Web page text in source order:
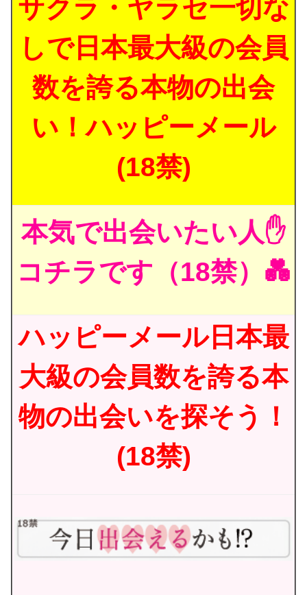
サクラ・ヤラセ一切な
しで日本最大級の会員
数を誇る本物の出会
い！ハッピーメール
(18禁)
本気で出会いたい人✋
コチラです（18禁）💑
ハッピーメール日本最
大級の会員数を誇る本
物の出会いを探そう！
(18禁)